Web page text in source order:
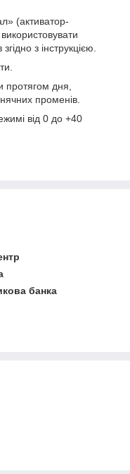
(активатор-
з інструкцією.
протягом дня,
променів.
від 0 до +40
банка